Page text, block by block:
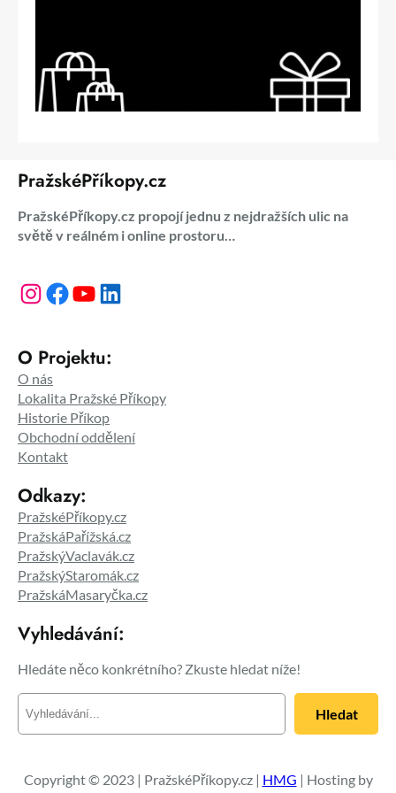
PražskéPříkopy.cz
PražskéPříkopy.cz propojí jednu z nejdražších ulic na
světě v reálném i online prostoru…
Instagram Facebook YouTube LinkedIn
O Projektu:
O nás
Lokalita Pražské Příkopy
Historie Příkop
Obchodní oddělení
Kontakt
Odkazy:
PražskéPříkopy.cz
PražskáPařížská.cz
PražskýVaclavák.cz
PražskýStaromák.cz
PražskáMasaryčka.cz
Vyhledávání:
Hledáte něco konkrétního? Zkuste hledat níže!
e
a
Hledat
Copyright © 2023 | PražskéPříkopy.cz | HMG | Hosting by